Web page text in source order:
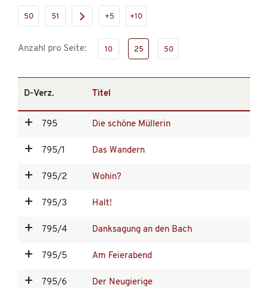
50 51 +5 +10
Anzahl pro Seite: 10 25 50
D-Verz. Titel
795 Die schöne Müllerin
795/1 Das Wandern
795/2 Wohin?
795/3 Halt!
795/4 Danksagung an den Bach
795/5 Am Feierabend
795/6 Der Neugierige